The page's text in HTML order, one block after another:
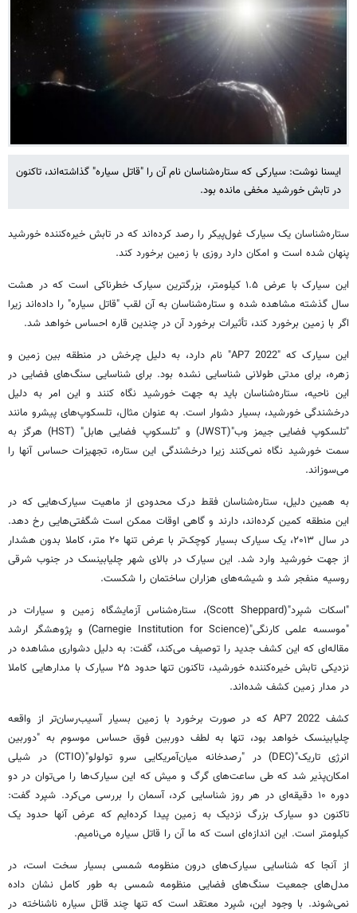
ایسنا نوشت: سیارکی که ستاره‌شناسان نام آن را "قاتل سیاره" گذاشته‌اند، تاکنون
در تابش خورشید مخفی مانده بود.
ستاره‌شناسان یک سیارک غول‌پیکر را رصد کرده‌اند که در تابش خیره‌کننده خورشید
پنهان شده است و امکان دارد روزی با زمین برخورد کند.
این سیارک با عرض ۱.۵ کیلومتر، بزرگترین سیارک خطرناکی است که در هشت
سال گذشته مشاهده شده و ستاره‌شناسان به آن لقب "قاتل سیاره" را داده‌اند زیرا
اگر با زمین برخورد کند، تأثیرات برخورد آن در چندین قاره احساس خواهد شد.
این سیارک که "2022 AP7" نام دارد، به دلیل چرخش در منطقه بین زمین و
زهره، برای مدتی طولانی شناسایی نشده بود. برای شناسایی سنگ‌های فضایی در
این ناحیه، ستاره‌شناسان باید به جهت خورشید نگاه کنند و این امر به دلیل
درخشندگی خورشید، بسیار دشوار است. به عنوان مثال، تلسکوپ‌های پیشرو مانند
"تلسکوپ فضایی جیمز وب"(JWST) و "تلسکوپ فضایی هابل" (HST) هرگز به
سمت خورشید نگاه نمی‌کنند زیرا درخشندگی این ستاره، تجهیزات حساس آنها را
می‌سوزاند.
به همین دلیل، ستاره‌شناسان فقط درک محدودی از ماهیت سیارک‌هایی که در
این منطقه کمین کرده‌اند، دارند و گاهی اوقات ممکن است شگفتی‌هایی رخ دهد.
در سال ۲۰۱۳، یک سیارک بسیار کوچک‌تر با عرض تنها ۲۰ متر، کاملا بدون هشدار
از جهت خورشید وارد شد. این سیارک در بالای شهر چلیابینسک در جنوب شرقی
روسیه منفجر شد و شیشه‌های هزاران ساختمان را شکست.
"اسکات شپرد"(Scott Sheppard)، ستاره‌شناس آزمایشگاه زمین و سیارات در
"موسسه علمی کارنگی"(Carnegie Institution for Science) و پژوهشگر ارشد
مقاله‌ای که این کشف جدید را توصیف می‌کند، گفت: به دلیل دشواری مشاهده در
نزدیکی تابش خیره‌کننده خورشید، تاکنون تنها حدود ۲۵ سیارک با مدارهایی کاملا
در مدار زمین کشف شده‌اند.
کشف 2022 AP7 که در صورت برخورد با زمین بسیار آسیب‌رسان‌تر از واقعه
چلیابینسک خواهد بود، تنها به لطف دوربین فوق حساس موسوم به "دوربین
انرژی تاریک"(DEC) در "رصدخانه میان‌آمریکایی سرو تولولو"(CTIO) در شیلی
امکان‌پذیر شد که طی ساعت‌های گرگ و میش که این سیارک‌ها را می‌توان در دو
دوره ۱۰ دقیقه‌ای در هر روز شناسایی کرد، آسمان را بررسی می‌کرد. شپرد گفت:
تاکنون دو سیارک بزرگ نزدیک به زمین پیدا کرده‌ایم که عرض آنها حدود یک
کیلومتر است. این اندازه‌ای است که ما آن را قاتل سیاره می‌نامیم.
از آنجا که شناسایی سیارک‌های درون منظومه شمسی بسیار سخت است، در
مدل‌های جمعیت سنگ‌های فضایی منظومه شمسی به طور کامل نشان داده
نمی‌شوند. با وجود این، شپرد معتقد است که تنها چند قاتل سیاره ناشناخته در